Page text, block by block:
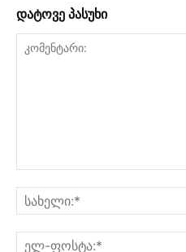
დატოვე პასუხი